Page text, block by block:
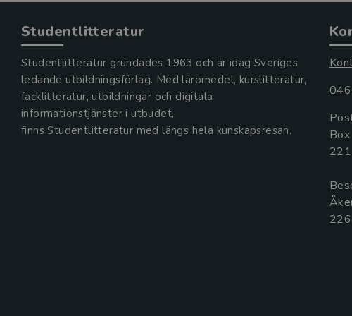
Studentlitteratur
Studentlitteratur grundades 1963 och är idag Sveriges
ledande utbildningsförlag. Med läromedel, kurslitteratur,
facklitteratur, utbildningar och digitala
informationstjänster i utbudet,
finns Studentlitteratur med längs hela kunskapsresan.